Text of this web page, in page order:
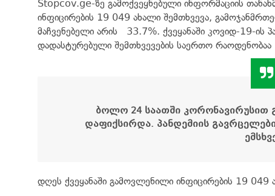
Stopcov.ge-ზე გამოქვეყნებული ინფორმაციის
ინფიცირების 19 049 ახალი შემთხვევა,
მაჩვენებელი არის 33.7%. ქვეყანაში კოვიდ-19-ის
დადასტურებული შემთხვევების საერთო
ბოლო 24 საათში კორონავირუსით
დაფიქსირდა. პანდემიის
დღეს ქვეყანაში გამოვლენილი ინფიცირების 19 049